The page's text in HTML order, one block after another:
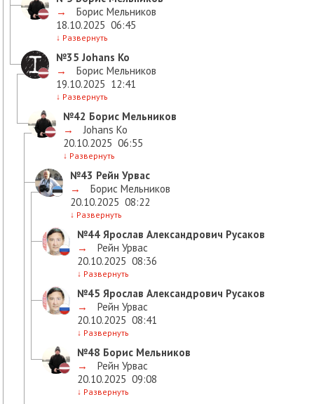
→
Борис Мельников
18.10.2025 06:45
↓ Развернуть
№35 Johans Ko
→
Борис Мельников
19.10.2025 12:41
↓ Развернуть
№42 Борис Мельников
→
Johans Ko
20.10.2025 06:55
↓ Развернуть
№43 Рейн Урвас
→
Борис Мельников
20.10.2025 08:22
↓ Развернуть
№44 Ярослав Александрович Русаков
→
Рейн Урвас
20.10.2025 08:36
↓ Развернуть
№45 Ярослав Александрович Русаков
→
Рейн Урвас
20.10.2025 08:41
↓ Развернуть
№48 Борис Мельников
→
Рейн Урвас
20.10.2025 09:08
↓ Развернуть